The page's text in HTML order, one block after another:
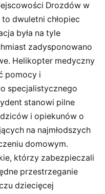
Drozdów w
dwuletni chłopiec
była na tyle
zadysponowano
Helikopter medyczny
pomocy i
specjalistycznego
stanowi pilne
i opiekunów o
na najmłodszych
domowym.
którzy zabezpieczali
przestrzeganie
dziecięcej